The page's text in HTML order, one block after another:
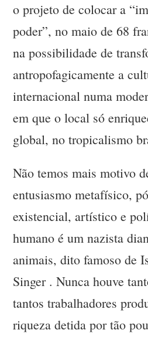
o projeto de colocar a
poder”, no maio de 68
na possibilidade de
antropofagicamente a
internacional numa
em que o local só
global, no tropicalismo
Não temos mais motivo
entusiasmo metafísico,
existencial, artístico e
humano é um nazista
animais, dito famoso de
Singer . Nunca houve
tantos trabalhadores
riqueza detida por tão